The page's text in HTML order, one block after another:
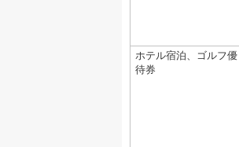
ホテル宿泊、ゴルフ優
待券